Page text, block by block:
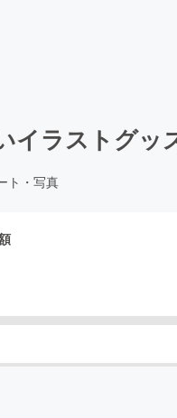
イラストグッ
ト・写真